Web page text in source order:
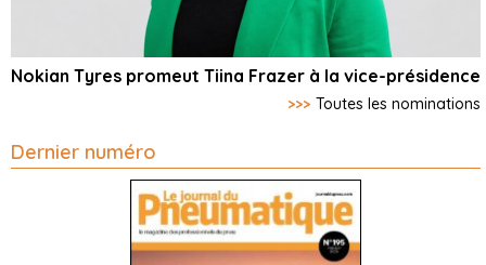
Nokian Tyres promeut Tiina Frazer à la vice-présidence
>>> Toutes les nominations
Dernier numéro